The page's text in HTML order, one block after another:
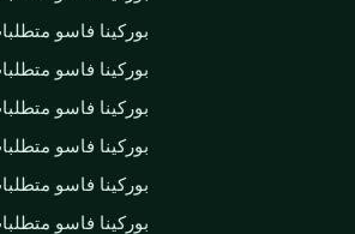
بوركينا فاسو
بوركينا فاسو
بوركينا فاسو
بوركينا فاسو
بوركينا فاسو
بوركينا فاسو